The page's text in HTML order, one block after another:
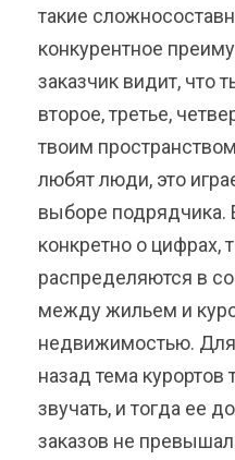
такие
конкурентное
заказчик видит, что
второе, третье,
твоим
любят люди, это
выборе подрядчика.
конкретно о цифрах,
распределяются в
между жильем и
недвижимостью. Для
назад тема курортов
звучать, и тогда ее
заказов не